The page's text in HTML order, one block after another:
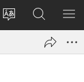
Baguhin
wika
Mag-
log
sa
JW.ORG